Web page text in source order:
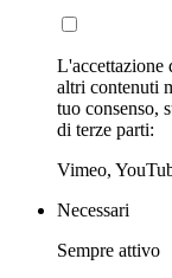
L'accettazione
altri contenuti
tuo consenso,
di terze parti:
Vimeo,
Necessari
Sempre attivo